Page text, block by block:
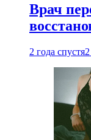
Врач
2 года спустя